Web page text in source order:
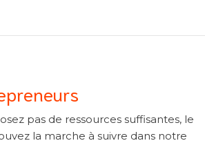
pas de ressources suffisantes, le
la marche à suivre dans notre